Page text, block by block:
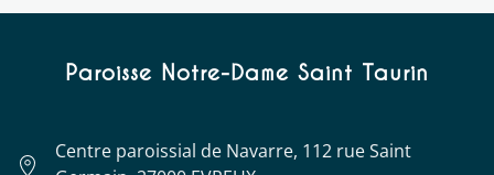
Paroisse Notre-Dame Saint Taurin
Centre paroissial de Navarre, 112 rue Saint